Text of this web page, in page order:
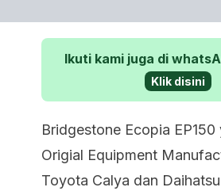
Ikuti kami juga di
Klik disini
Bridgestone Ecopia
Origial Equipment
Toyota Calya dan